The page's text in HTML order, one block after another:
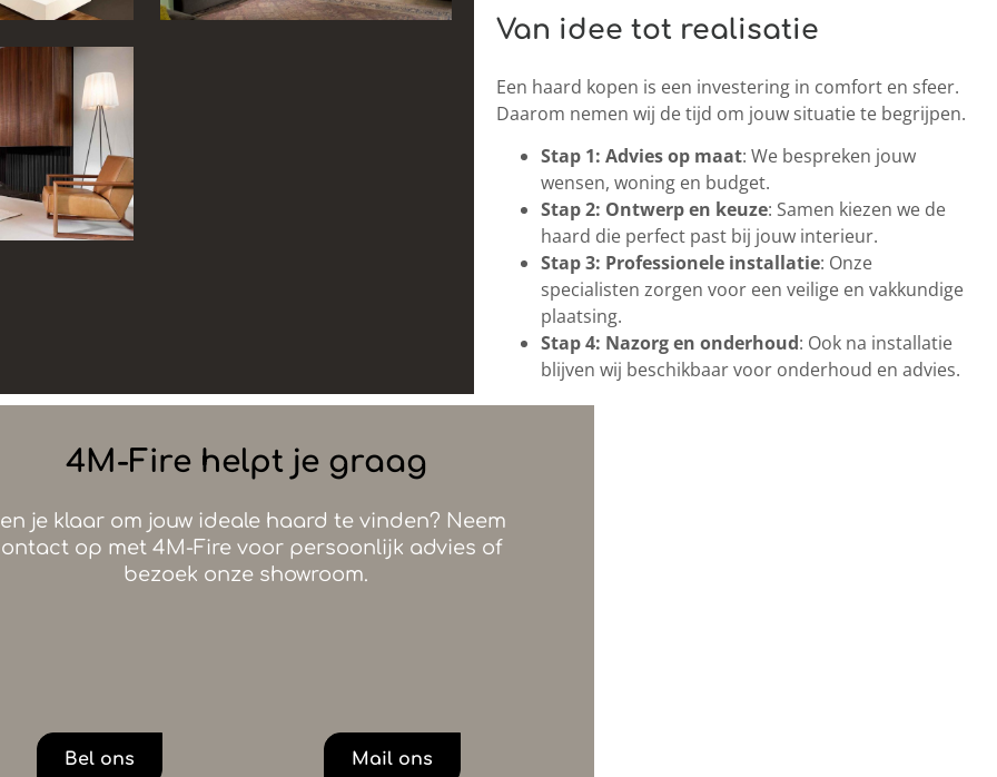
Van idee tot realisatie
Een haard kopen is een investering in comfort en sfeer.
Daarom nemen wij de tijd om jouw situatie te begrijpen.
Stap 1: Advies op maat: We bespreken jouw
wensen, woning en budget.
Stap 2: Ontwerp en keuze: Samen kiezen we de
haard die perfect past bij jouw interieur.
Stap 3: Professionele installatie: Onze
specialisten zorgen voor een veilige en vakkundige
plaatsing.
Stap 4: Nazorg en onderhoud: Ook na installatie
blijven wij beschikbaar voor onderhoud en advies.
4M-Fire helpt je graag
je klaar om jouw ideale haard te vinden? Neem
op met 4M-Fire voor persoonlijk advies of
bezoek onze showroom.
Bel ons Mail ons